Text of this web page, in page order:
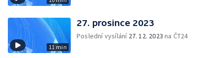
11 min
27. prosince 2023
Poslední vysílání 27. 12. 2023 na ČT24